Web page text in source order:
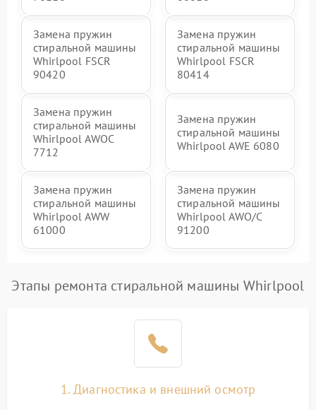
Замена пружин
стиральной машины
Whirlpool FSCR
90420
Замена пружин
стиральной машины
Whirlpool FSCR
80414
Замена пружин
стиральной машины
Whirlpool AWOC
7712
Замена пружин
стиральной машины
Whirlpool AWE 6080
Замена пружин
стиральной машины
Whirlpool AWW
61000
Замена пружин
стиральной машины
Whirlpool AWO/C
91200
Этапы ремонта стиральной машины Whirlpool
1. Диагностика и внешний осмотр